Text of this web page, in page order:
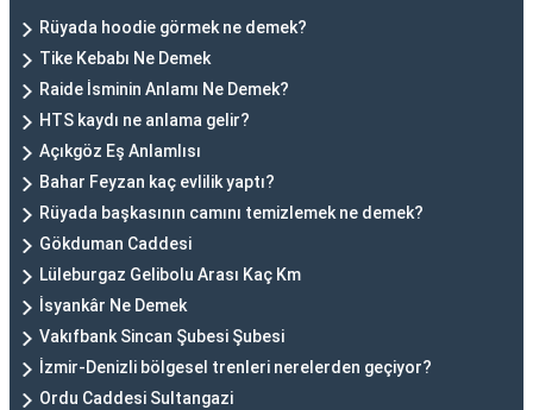
Rüyada hoodie görmek ne demek?
Tike Kebabı Ne Demek
Raide İsminin Anlamı Ne Demek?
HTS kaydı ne anlama gelir?
Açıkgöz Eş Anlamlısı
Bahar Feyzan kaç evlilik yaptı?
Rüyada başkasının camını temizlemek ne demek?
Gökduman Caddesi
Lüleburgaz Gelibolu Arası Kaç Km
İsyankâr Ne Demek
Vakıfbank Sincan Şubesi Şubesi
İzmir-Denizli bölgesel trenleri nerelerden geçiyor?
Ordu Caddesi Sultangazi